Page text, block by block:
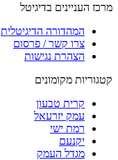
מרכז העניינים בדיגיטל
המהדורה הדיגיטלית
צרו קשר / פרסום
הצהרת נגישות
קטגוריות מקומונים
קרית טבעון
עמק יזרעאל
רמת ישי
יקנעם
מגדל העמק